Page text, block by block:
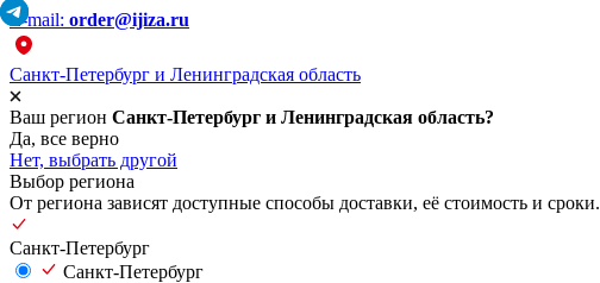
E-mail: order@ijiza.ru
Санкт-Петербург и Ленинградская область
Ваш регион Санкт-Петербург и Ленинградская область?
Да, все верно
Нет, выбрать другой
Выбор региона
От региона зависят доступные способы доставки, её стоимость и сроки.
Санкт-Петербург
Санкт-Петербург